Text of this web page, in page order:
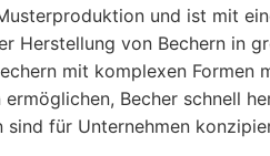
und ist mit
Herstellung von Bechern in
mit komplexen Formen
Becher schnell
sind für Unternehmen